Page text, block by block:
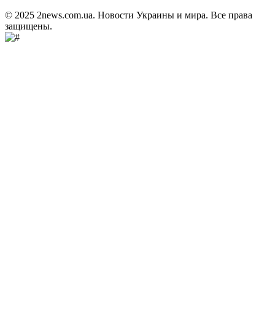
© 2025 2news.com.ua. Новости Украины и мира. Все права
защищены.